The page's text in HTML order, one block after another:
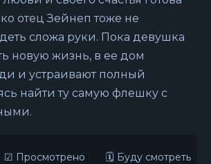
отец Зейнеп тоже не
сложа руки. Пока девушка
новую жизнь, в ее дом
и устраивают полный
найти ту самую флешку с
☑ Просмотрено 🗓 Буду смотреть